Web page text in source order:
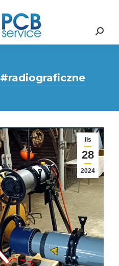
Search:
#radiograficzne
lis
28
2024